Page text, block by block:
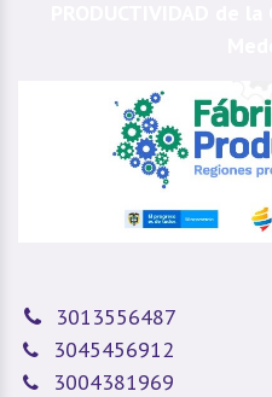
3013556487
3045456912
3004381969